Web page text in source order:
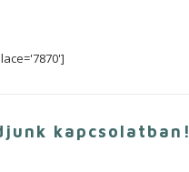
kapcsolatban!